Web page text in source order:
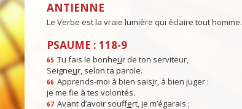
ANTIENNE
Le Verbe est la vraie lumière qui éclaire tout homme.
PSAUME : 118-9
65 Tu fais le bonheur de ton serviteur,
Seigneur, selon ta parole.
66 Apprends-moi à bien saisir, à bien juger :
je me fe à tes volontés.
67 Avant d’avoir souffert, je m’égarais ;